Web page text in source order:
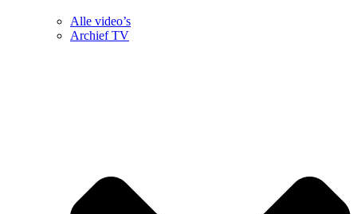
Alle video’s
Archief TV